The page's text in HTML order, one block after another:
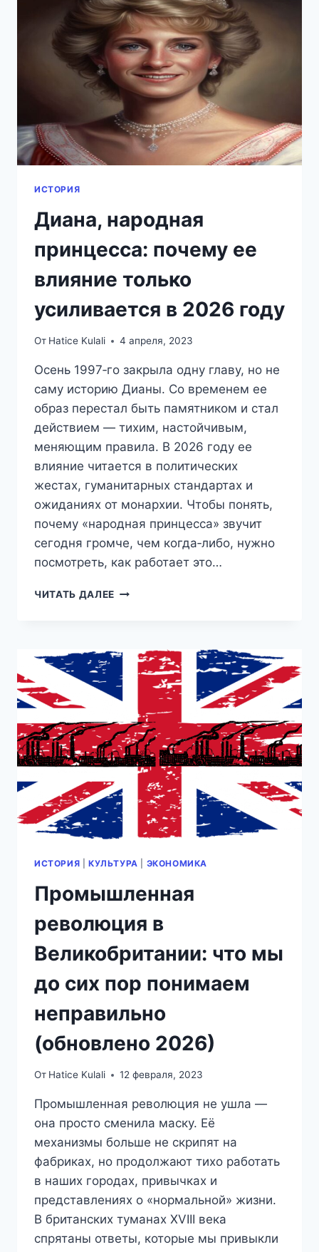
ВЕЛИКОБРИТАНИИ
В
2026
ГОДУ
ИСТОРИЯ
Диана, народная
принцесса: почему ее
влияние только
усиливается в 2026 году
От Hatice Kulali 4 апреля, 2023
Осень 1997‑го закрыла одну главу, но не
саму историю Дианы. Со временем ее
образ перестал быть памятником и стал
действием — тихим, настойчивым,
меняющим правила. В 2026 году ее
влияние читается в политических
жестах, гуманитарных стандартах и
ожиданиях от монархии. Чтобы понять,
почему «народная принцесса» звучит
сегодня громче, чем когда‑либо, нужно
посмотреть, как работает это…
ЧИТАТЬ ДАЛЕЕ ДИАНА,
ЕЕ
ВЛИЯНИЕ
ТОЛЬКО
УСИЛИВАЕТСЯ
2026
ГОДУ
ИСТОРИЯ КУЛЬТУРА ЭКОНОМИКА
Промышленная
революция в
Великобритании: что мы
до сих пор понимаем
неправильно
(обновлено 2026)
От Hatice Kulali 12 февраля, 2023
Промышленная революция не ушла —
она просто сменила маску. Её
механизмы больше не скрипят на
фабриках, но продолжают тихо работать
в наших городах, привычках и
представлениях о «нормальной» жизни.
В британских туманах XVIII века
спрятаны ответы, которые мы привыкли